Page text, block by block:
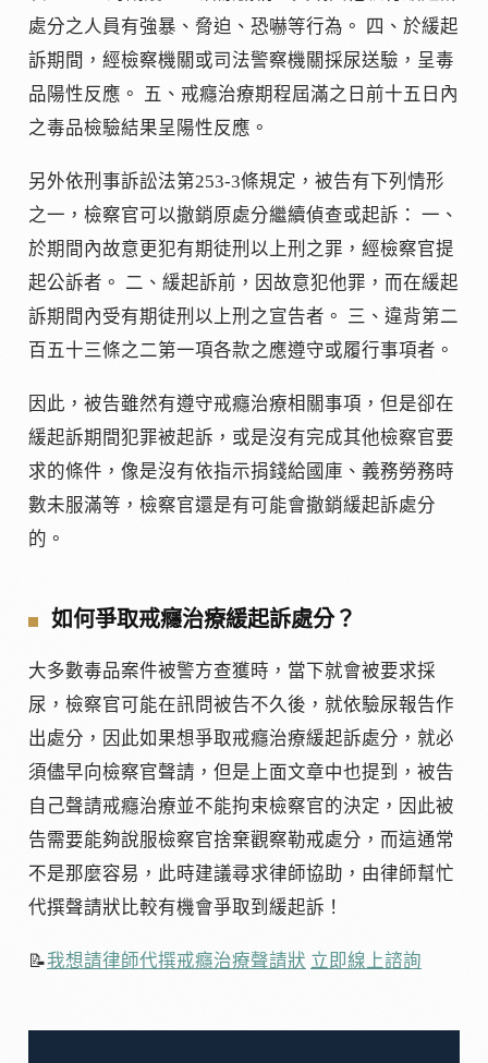
處分之人員有強暴、脅迫、恐嚇等行為。 四、於緩起
訴期間，經檢察機關或司法警察機關採尿送驗，呈毒
品陽性反應。 五、戒癮治療期程屆滿之日前十五日內
之毒品檢驗結果呈陽性反應。
另外依刑事訴訟法第253-3條規定，被告有下列情形
之一，檢察官可以撤銷原處分繼續偵查或起訴： 一、
於期間內故意更犯有期徒刑以上刑之罪，經檢察官提
起公訴者。 二、緩起訴前，因故意犯他罪，而在緩起
訴期間內受有期徒刑以上刑之宣告者。 三、違背第二
百五十三條之二第一項各款之應遵守或履行事項者。
因此，被告雖然有遵守戒癮治療相關事項，但是卻在
緩起訴期間犯罪被起訴，或是沒有完成其他檢察官要
求的條件，像是沒有依指示捐錢給國庫、義務勞務時
數未服滿等，檢察官還是有可能會撤銷緩起訴處分
的。
如何爭取戒癮治療緩起訴處分？
大多數毒品案件被警方查獲時，當下就會被要求採
尿，檢察官可能在訊問被告不久後，就依驗尿報告作
出處分，因此如果想爭取戒癮治療緩起訴處分，就必
須儘早向檢察官聲請，但是上面文章中也提到，被告
自己聲請戒癮治療並不能拘束檢察官的決定，因此被
告需要能夠說服檢察官捨棄觀察勒戒處分，而這通常
不是那麼容易，此時建議尋求律師協助，由律師幫忙
代撰聲請狀比較有機會爭取到緩起訴！
📝我想請律師代撰戒癮治療聲請狀 立即線上諮詢